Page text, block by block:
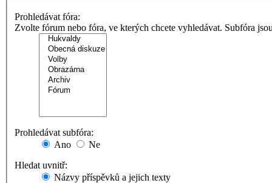
Prohledávat fóra:
Zvolte fórum nebo fóra, ve kterých chcete vyhledávat. Subfóra
Prohledávat subfóra:
Ano
Ne
Hledat uvnitř:
Názvy příspěvků a jejich texty